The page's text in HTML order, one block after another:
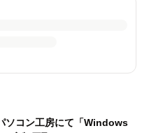
ソコン工房にて「Windows